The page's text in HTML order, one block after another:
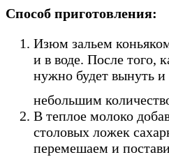
Способ приготовления:
Изюм зальем
и в воде. После того,
нужно будет вынуть
небольшим
В теплое молоко
столовых ложек
перемешаем и